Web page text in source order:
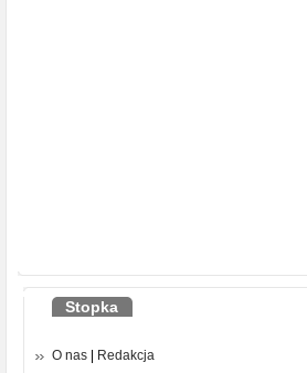
Stopka
O nas
Redakcja